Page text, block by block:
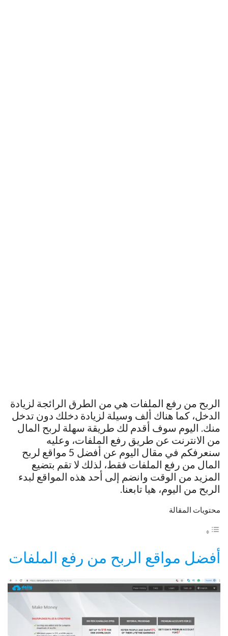
الربح من رفع الملفات هي من الطرق الرائجة لزيادة
الدخل، كما هناك ألف وسيلة لزيادة دخلك دون تدخل
منك. اليوم سوف أقدم لك طريقة سهلة لربح المال
من الانترنت عن طريق رفع الملفات، وعليه
سنعرفكم في مقال اليوم عن أفضل 5 مواقع لربح
المال من رفع الملفات فقط، لذلك لا تقم بتضيع
المزيد من الوقت وانضم إلى أحد هذه المواقع لبدء
الربح من اليوم، هيا تابعنا.
محتويات المقالة
أفضل مواقع الربح من رفع الملفات